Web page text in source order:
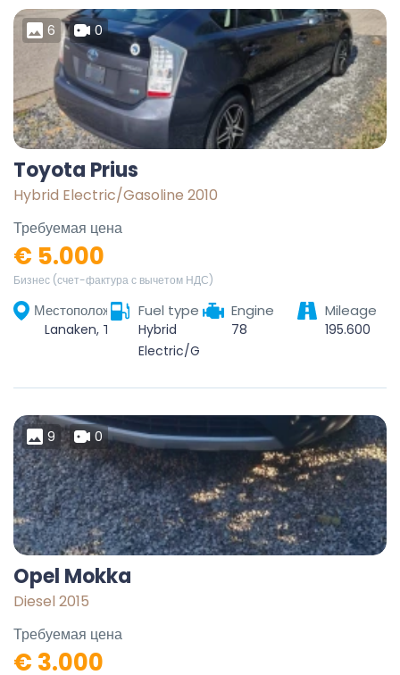
6 0
Toyota Prius
Hybrid Electric/Gasoline 2010
Требуемая цена
€ 5.000
Бизнес (счет-фактура с вычетом НДС)
МестоположениеFuel type
Hybrid
Electric/Gasoline
Engine
78
Mileage
195.600
9 0
Opel Mokka
Diesel 2015
Требуемая цена
€ 3.000